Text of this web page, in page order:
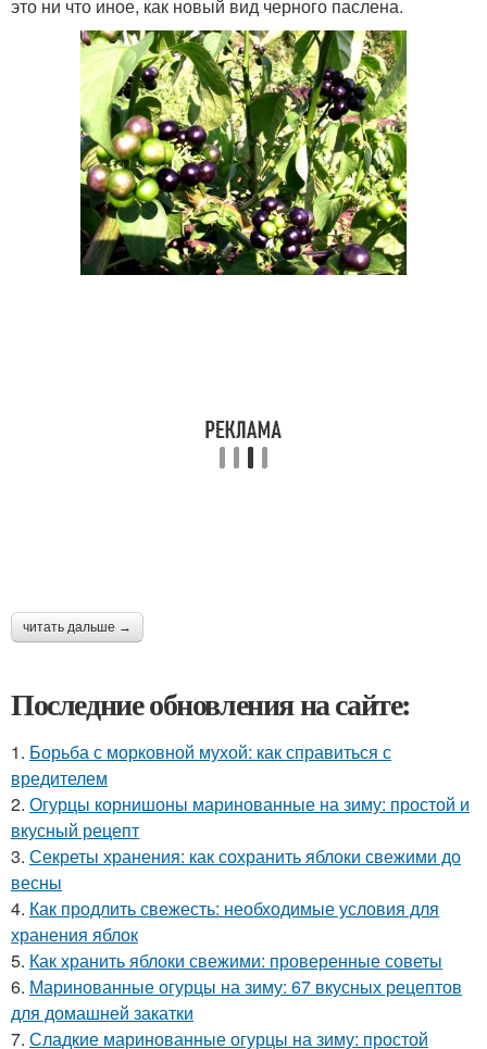
это ни что иное, как новый вид черного паслена.
читать дальше →
Последние обновления на сайте:
1. Борьба с морковной мухой: как справиться с
вредителем
2. Огурцы корнишоны маринованные на зиму: простой и
вкусный рецепт
3. Секреты хранения: как сохранить яблоки свежими до
весны
4. Как продлить свежесть: необходимые условия для
хранения яблок
5. Как хранить яблоки свежими: проверенные советы
6. Маринованные огурцы на зиму: 67 вкусных рецептов
для домашней закатки
7. Сладкие маринованные огурцы на зиму: простой